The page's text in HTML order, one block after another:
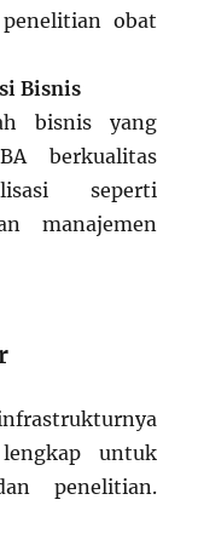
obat
Bisnis
bisnis yang
berkualitas
seperti
manajemen
untuk
penelitian.